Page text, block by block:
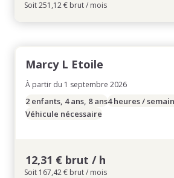
Soit 251,12 € brut / mois
Marcy L Etoile
À partir du 1 septembre 2026
2 enfants, 4 ans, 8 ans4 heures /
Véhicule nécessaire
12,31 € brut / h
Soit 167,42 € brut / mois